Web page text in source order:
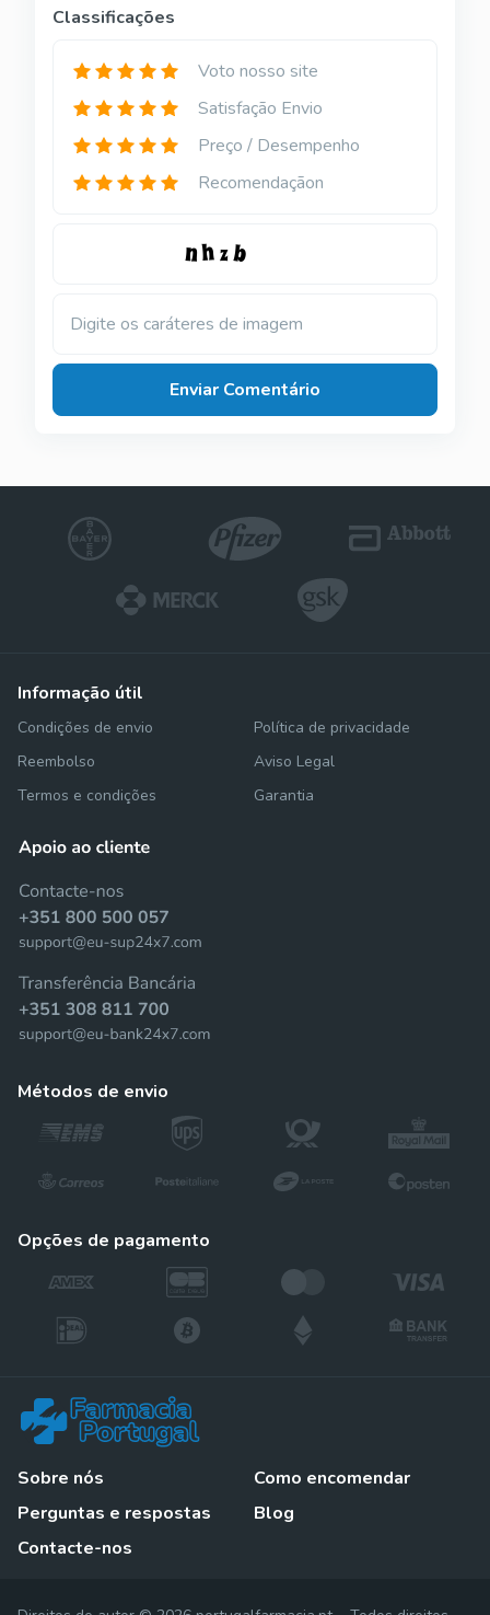
Classificações
Voto nosso site
Satisfação Envio
Preço / Desempenho
Recomendaçãon
Digite os caráteres de imagem
Enviar Comentário
informação útil
Condições de envio
Reembolso
Termos e condições
Política de privacidade
Aviso Legal
Garantia
métodos de envio
opções de pagamento
Sobre nós
Perguntas e respostas
Contacte-nos
Como encomendar
Blog